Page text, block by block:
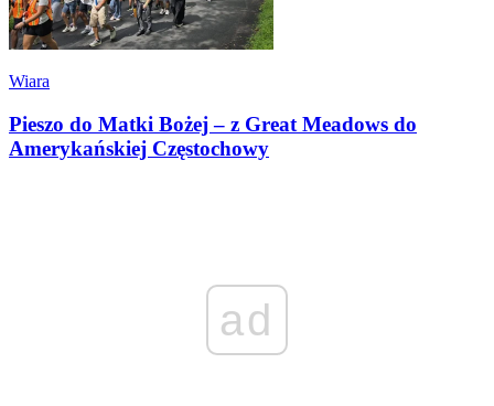
Wiara
Pieszo do Matki Bożej – z Great Meadows do
Amerykańskiej Częstochowy
ad